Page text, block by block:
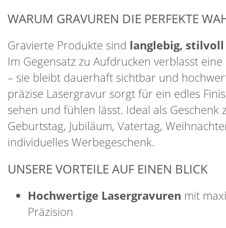
WARUM GRAVUREN DIE PERFEKTE
Gravierte Produkte sind langlebig,
Im Gegensatz zu Aufdrucken verblasst
– sie bleibt dauerhaft sichtbar und
präzise Lasergravur sorgt für ein edles
sehen und fühlen lässt. Ideal als Geschenk
Geburtstag, Jubiläum, Vatertag,
individuelles Werbegeschenk.
UNSERE VORTEILE AUF EINEN BLICK
Hochwertige Lasergravuren mit
Präzision